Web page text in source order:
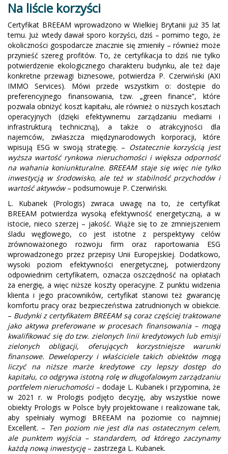
Na liście korzyści
Certyfikat BREEAM wprowadzono w Wielkiej Brytanii już 35 lat
temu. Już wtedy dawał sporo korzyści, dziś – pomimo tego, że
okoliczności gospodarcze znacznie się zmieniły – również może
przynieść szereg profitów. To, że certyfikacja to dziś nie tylko
potwierdzenie ekologicznego charakteru budynku, ale też daje
konkretne przewagi biznesowe, potwierdza P. Czerwiński (AXI
IMMO Services). Mówi przede wszystkim o: dostępie do
preferencyjnego finansowania, tzw. „green finance”, które
pozwala obniżyć koszt kapitału, ale również o niższych kosztach
operacyjnych (dzięki efektywnemu zarządzaniu mediami i
infrastrukturą techniczną), a także o atrakcyjności dla
najemców, zwłaszcza międzynarodowych korporacji, które
wpisują ESG w swoją strategię. – Ostatecznie korzyścią jest
wyższa wartość rynkowa nieruchomości i większa odporność
na wahania koniunkturalne. BREEAM staje się więc nie tylko
inwestycją w środowisko, ale też w stabilność przychodów i
wartość aktywów– podsumowuje P. Czerwiński.
L. Kubanek (Prologis) zwraca uwagę na to, że certyfikat
BREEAM potwierdza wysoką efektywność energetyczną, a w
istocie, nieco szerzej – jakość. Wiąże się to ze zmniejszeniem
śladu węglowego, co jest istotne z perspektywy celów
zrównoważonego rozwoju firm oraz raportowania ESG
wprowadzonego przez przepisy Unii Europejskiej. Dodatkowo,
wysoki poziom efektywności energetycznej, potwierdzony
odpowiednim certyfikatem, oznacza oszczędność na opłatach
za energię, a więc niższe koszty operacyjne. Z punktu widzenia
klienta i jego pracowników, certyfikat stanowi też gwarancję
komfortu pracy oraz bezpieczeństwa zatrudnionych w obiekcie.
– Budynki z certyfikatem BREEAM są coraz częściej traktowane
jako aktywa preferowane w procesach finansowania – mogą
kwalifikować się do tzw. zielonych linii kredytowych lub emisji
zielonych obligacji, oferujących korzystniejsze warunki
finansowe. Deweloperzy i właściciele takich obiektów mogą
liczyć na niższe marże kredytowe czy lepszy dostęp do
kapitału, co odgrywa istotną rolę w długofalowym zarządzaniu
portfelem nieruchomości– dodaje L. Kubanek i przypomina, że
w 2021 r. w Prologis podjęto decyzję, aby wszystkie nowe
obiekty Prologis w Polsce były projektowane i realizowane tak,
aby spełniały wymogi BREEAM na poziomie co najmniej
Excellent. – Ten poziom nie jest dla nas ostatecznym celem,
ale punktem wyjścia – standardem, od którego zaczynamy
każdą nową inwestycję– zastrzega L. Kubanek.